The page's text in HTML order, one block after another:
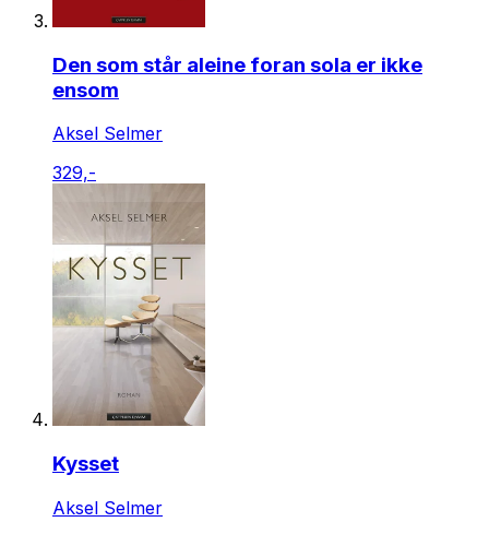
Den som står aleine foran sola er ikke
ensom
Aksel Selmer
329,-
Kysset
Aksel Selmer